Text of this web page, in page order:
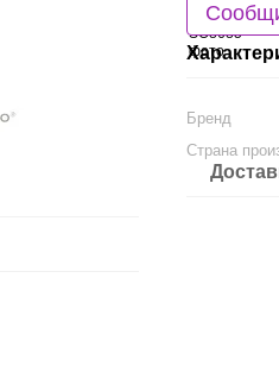
Бренд
Страна